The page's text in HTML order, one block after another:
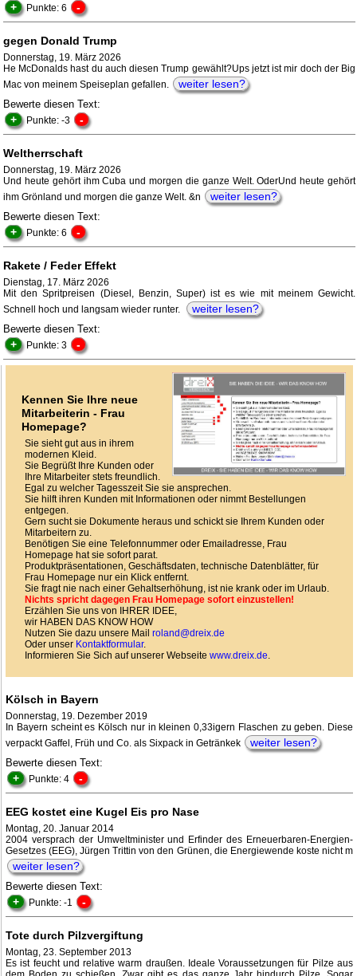
+ Punkte: 6 -
gegen Donald Trump
Donnerstag, 19. März 2026
He McDonalds hast du auch diesen Trump gewählt?Ups jetzt ist mir doch der Big
Mac von meinem Speiseplan gefallen.
weiter lesen?
Bewerte diesen Text:
+ Punkte: -3 -
Weltherrschaft
Donnerstag, 19. März 2026
Und heute gehört ihm Cuba und morgen die ganze Welt. OderUnd heute gehört
ihm Grönland und morgen die ganze Welt. &n
weiter lesen?
Bewerte diesen Text:
+ Punkte: 6 -
Rakete / Feder Effekt
Dienstag, 17. März 2026
Mit den Spritpreisen (Diesel, Benzin, Super) ist es wie mit meinem Gewicht.
Schnell hoch und langsam wieder runter.
weiter lesen?
Bewerte diesen Text:
+ Punkte: 3 -
Kennen Sie Ihre neue
Mitarbeiterin - Frau
Homepage?
Sie sieht gut aus in ihrem
modernen Kleid.
Sie Begrüßt Ihre Kunden oder
Ihre Mitarbeiter stets freundlich.
Egal zu welcher Tagesszeit Sie sie ansprechen.
Sie hilft ihren Kunden mit Informationen oder nimmt Bestellungen
entgegen.
Gern sucht sie Dokumente heraus und schickt sie Ihrem Kunden oder
Mitarbeitern zu.
Benötigen Sie eine Telefonnummer oder Emailadresse, Frau
Homepage hat sie sofort parat.
Produktpräsentationen, Geschäftsdaten, technische Datenblätter, für
Frau Homepage nur ein Klick entfernt.
Sie fragt nie nach einer Gehaltserhöhung, ist nie krank oder im Urlaub.
Nichts spricht dagegen Frau Homepage sofort einzustellen!
Erzählen Sie uns von IHRER IDEE,
wir HABEN DAS KNOW HOW
Nutzen Sie dazu unsere Mail roland@dreix.de
Oder unser Kontaktformular.
Informieren Sie Sich auf unserer Webseite www.dreix.de.
Kölsch in Bayern
Donnerstag, 19. Dezember 2019
In Bayern scheint es Kölsch nur in kleinen 0,33igern Flaschen zu geben. Diese
verpackt Gaffel, Früh und Co. als Sixpack in Getränkek
weiter lesen?
Bewerte diesen Text:
+ Punkte: 4 -
EEG kostet eine Kugel Eis pro Nase
Montag, 20. Januar 2014
2004 versprach der Umweltminister und Erfinder des Erneuerbaren-Energien-
Gesetzes (EEG), Jürgen Trittin von den Grünen, die Energiewende koste nicht m
weiter lesen?
Bewerte diesen Text:
+ Punkte: -1 -
Tote durch Pilzvergiftung
Montag, 23. September 2013
Es ist feucht und relative warm draußen. Ideale Voraussetzungen für Pilze aus